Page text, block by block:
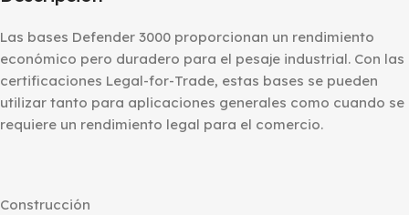
Las bases Defender 3000 proporcionan un rendimiento
económico pero duradero para el pesaje industrial. Con las
certificaciones Legal-for-Trade, estas bases se pueden
utilizar tanto para aplicaciones generales como cuando se
requiere un rendimiento legal para el comercio.
Construcción